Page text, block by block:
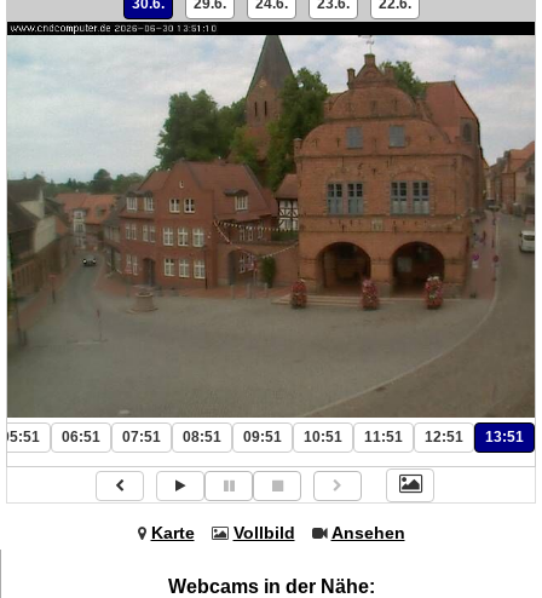
05:51 06:51 07:51 08:51 09:51 10:51 11:51 12:51 13:51
Karte Vollbild Ansehen
Webcams in der Nähe: